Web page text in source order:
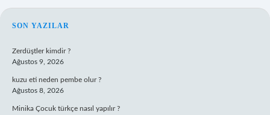
SIDEBAR
SON YAZILAR
Zerdüştler kimdir ?
Ağustos 9, 2026
kuzu eti neden pembe olur ?
Ağustos 8, 2026
Minika Çocuk türkçe nasıl yapılır ?